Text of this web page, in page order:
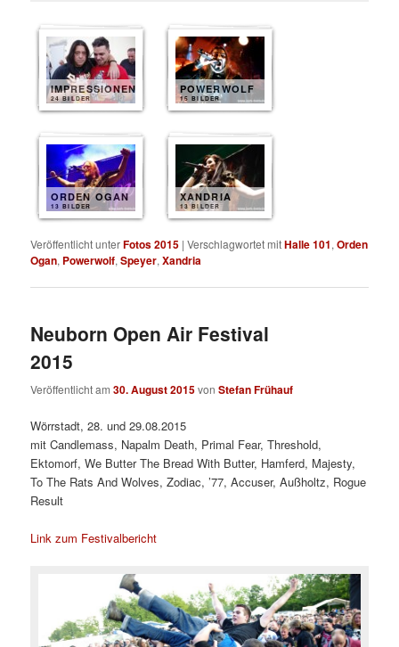
IMPRESSIONEN
24 BILDER
POWERWOLF
15 BILDER
ORDEN OGAN
13 BILDER
XANDRIA
13 BILDER
Veröffentlicht unterFotos 2015 |Verschlagwortet mitHalle 101,Orden
Ogan, Powerwolf,Speyer,Xandria
Neuborn Open Air Festival
2015
Veröffentlicht am30. August 2015vonStefan Frühauf
Wörrstadt, 28. und 29.08.2015
mit Candlemass, Napalm Death, Primal Fear, Threshold,
Ektomorf, We Butter The Bread With Butter, Hamferd, Majesty,
To The Rats And Wolves, Zodiac, ’77, Accuser, Außholtz, Rogue
Result
Link zum Festivalbericht